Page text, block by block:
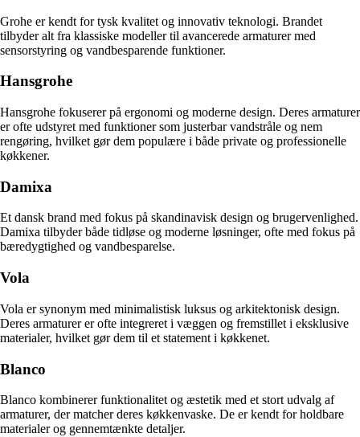
Grohe er kendt for tysk kvalitet og innovativ teknologi. Brandet
tilbyder alt fra klassiske modeller til avancerede armaturer med
sensorstyring og vandbesparende funktioner.
Hansgrohe
Hansgrohe fokuserer på ergonomi og moderne design. Deres armaturer
er ofte udstyret med funktioner som justerbar vandstråle og nem
rengøring, hvilket gør dem populære i både private og professionelle
køkkener.
Damixa
Et dansk brand med fokus på skandinavisk design og brugervenlighed.
Damixa tilbyder både tidløse og moderne løsninger, ofte med fokus på
bæredygtighed og vandbesparelse.
Vola
Vola er synonym med minimalistisk luksus og arkitektonisk design.
Deres armaturer er ofte integreret i væggen og fremstillet i eksklusive
materialer, hvilket gør dem til et statement i køkkenet.
Blanco
Blanco kombinerer funktionalitet og æstetik med et stort udvalg af
armaturer, der matcher deres køkkenvaske. De er kendt for holdbare
materialer og gennemtænkte detaljer.